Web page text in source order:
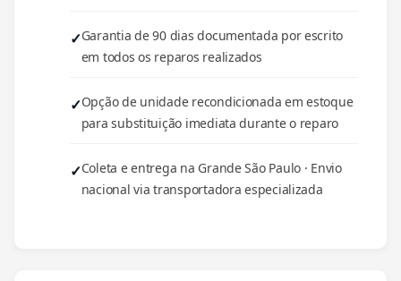
Garantia de 90 dias documentada por escrito
em todos os reparos realizados
Opção de unidade recondicionada em estoque
para substituição imediata durante o reparo
Coleta e entrega na Grande São Paulo · Envio
nacional via transportadora especializada